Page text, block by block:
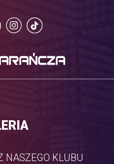
NASZEGO KLUBU